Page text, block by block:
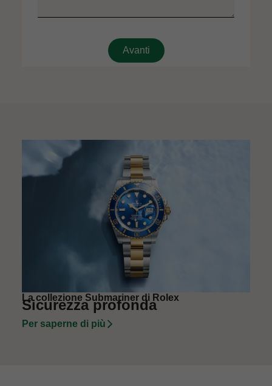
Avanti
La collezione Submariner di Rolex
Sicurezza profonda
Per saperne di più